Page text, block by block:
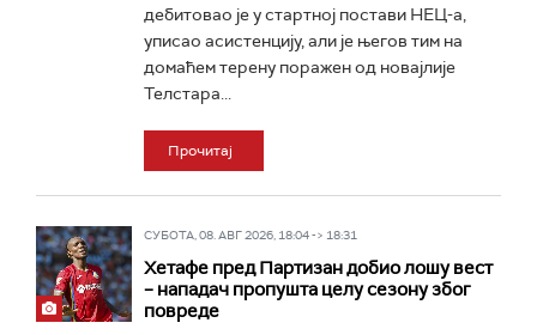
дебитовао је у стартној постави НЕЦ-а,
уписао асистенцију, али је његов тим на
домаћем терену поражен од новајлије
Телстара...
Прочитај
СУБОТА, 08. АВГ 2026, 18:04 -> 18:31
Хетафе пред Партизан добио лошу вест
– нападач пропушта целу сезону због
повреде